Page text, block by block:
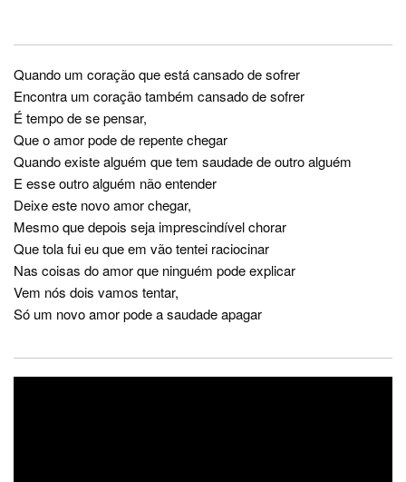
Quando um coração que está cansado de sofrer
Encontra um coração também cansado de sofrer
É tempo de se pensar,
Que o amor pode de repente chegar
Quando existe alguém que tem saudade de outro alguém
E esse outro alguém não entender
Deixe este novo amor chegar,
Mesmo que depois seja imprescindível chorar
Que tola fui eu que em vão tentei raciocinar
Nas coisas do amor que ninguém pode explicar
Vem nós dois vamos tentar,
Só um novo amor pode a saudade apagar